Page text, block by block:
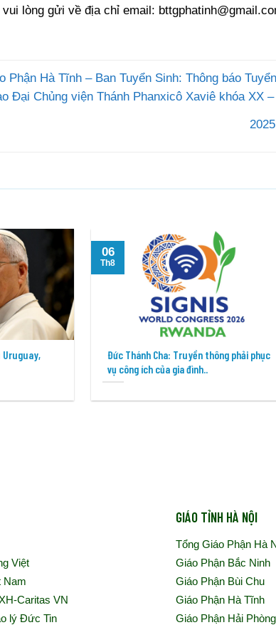
lòng gửi về địa chỉ email:
Phận Hà Tĩnh – Ban Tuyển Sinh: Thông báo
Đại Chủng viện Thánh Phanxicô Xaviê khóa XX –
2025
Uruguay,
Đức Thánh Cha: Truyền thông phải phục
vụ công ích của gia đình..
06
Th8
Việt
Nam
Caritas VN
lý Đức Tin
GIÁO TỈNH HÀ NỘI
Tổng Giáo Phận Hà
Giáo Phận Bắc Ninh
Giáo Phận Bùi Chu
Giáo Phận Hà Tĩnh
Giáo Phận Hải Phòng